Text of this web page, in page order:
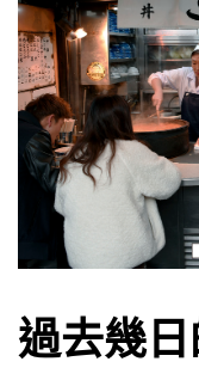
過去幾